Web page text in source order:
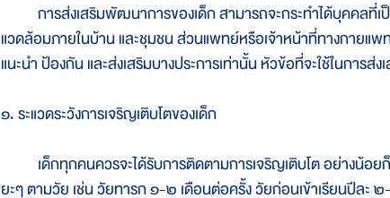
การส่งเสริมพัฒนาการของเด็ก สามารถจะกระทำได้บุคคลที่
แวดล้อมภายในบ้าน และชุมชน ส่วนแพทย์หรือเจ้าหน้าที่ทางกายแ
แนะนำ ป้องกัน และส่งเสริมบางประการเท่านั้น หัวข้อที่จะใช้ในการส่
๑. ระแวดระวังการเจริญเติบโตของเด็ก
เด็กทุกคนควรจะได้รับการติดตามการเจริญเติบโต อย่างน้อยก็
ยะๆ ตามวัย เช่น วัยทารก ๑-๒ เดือนต่อครั้ง วัยก่อนเข้าเรียนปีละ